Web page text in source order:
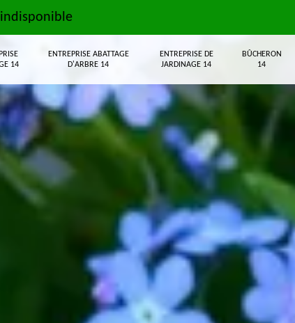
indisponible
14
ENTREPRISE ABATTAGE
D'ARBRE 14
ENTREPRISE DE
JARDINAGE 14
BÛCHERON
14